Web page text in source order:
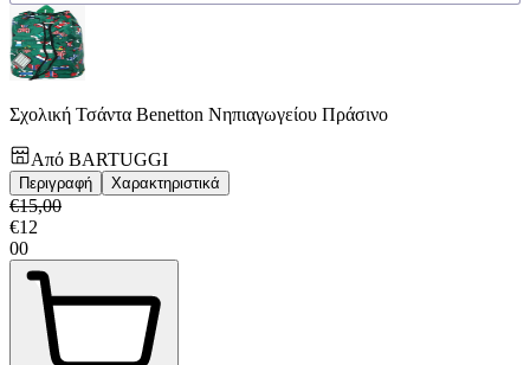
Σχολική Τσάντα Benetton Νηπιαγωγείου Πράσινο
Από BARTUGGI
Περιγραφή Χαρακτηριστικά
€15,00
€12
00